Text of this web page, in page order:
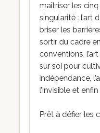
maîtriser les
singularité : l’art
briser les
sortir du cadre
conventions,
sur soi pour
indépendance,
l’invisible et
Prêt à défier les